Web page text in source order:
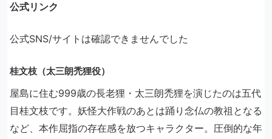
公式リンク
公式SNS/サイトは確認できませんでした
桂文枝（太三朗禿狸役）
屋島に住む999歳の長老狸・太三朗禿狸を演じたのは五代
目桂文枝です。妖怪大作戦のあとは踊り念仏の教祖となる
など、本作屈指の存在感を放つキャラクター。圧倒的な年